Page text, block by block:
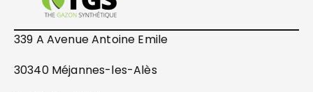
339 A Avenue Antoine Emile
30340 Méjannes-les-Alès